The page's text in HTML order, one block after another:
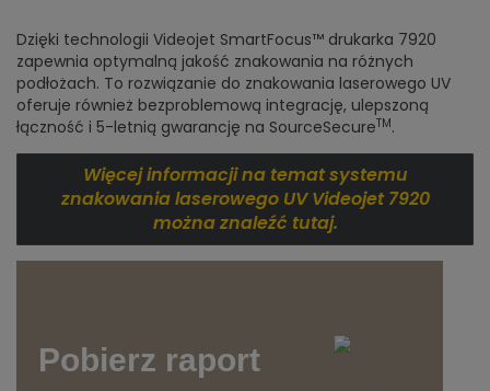
Dzięki technologii Videojet SmartFocus™ drukarka 7920
zapewnia optymalną jakość znakowania na różnych
podłożach. To rozwiązanie do znakowania laserowego UV
oferuje również bezproblemową integrację, ulepszoną
łączność i 5-letnią gwarancję na SourceSecureTM.
Więcej informacji na temat systemu
znakowania laserowego UV Videojet 7920
można znaleźć tutaj.
Pobierz raport